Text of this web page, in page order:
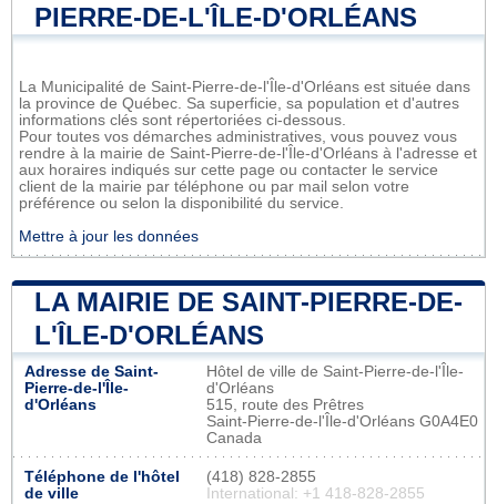
PIERRE-DE-L'ÎLE-D'ORLÉANS
La Municipalité de Saint-Pierre-de-l'Île-d'Orléans est située dans
la province de Québec. Sa superficie, sa population et d'autres
informations clés sont répertoriées ci-dessous.
Pour toutes vos démarches administratives, vous pouvez vous
rendre à la mairie de Saint-Pierre-de-l'Île-d'Orléans à l'adresse et
aux horaires indiqués sur cette page ou contacter le service
client de la mairie par téléphone ou par mail selon votre
préférence ou selon la disponibilité du service.
Mettre à jour les données
LA MAIRIE DE SAINT-PIERRE-DE-
L'ÎLE-D'ORLÉANS
Adresse de Saint-
Pierre-de-l'Île-
d'Orléans
Hôtel de ville de Saint-Pierre-de-l'Île-
d'Orléans
515, route des Prêtres
Saint-Pierre-de-l'Île-d'Orléans G0A4E0
Canada
Téléphone de l'hôtel
de ville
(418) 828-2855
International: +1 418-828-2855